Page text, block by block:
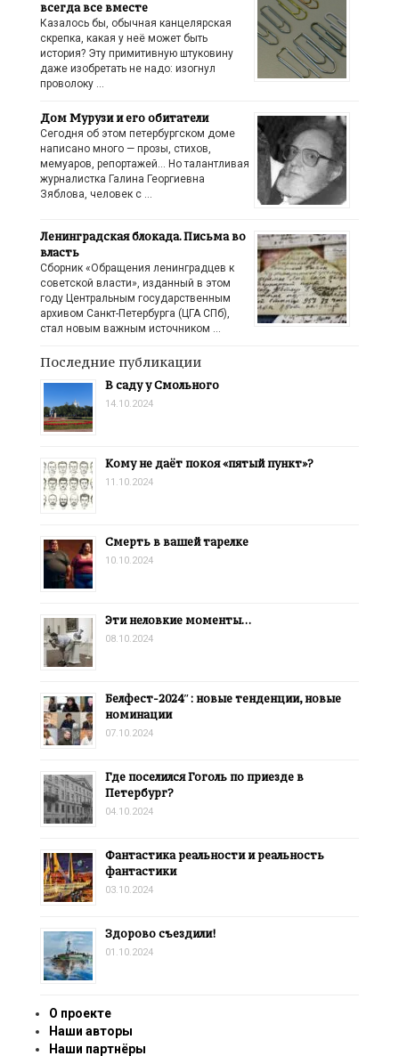
всегда все вместе
Казалось бы, обычная канцелярская
скрепка, какая у неё может быть
история? Эту примитивную штуковину
даже изобретать не надо: изогнул
проволоку …
Дом Мурузи и его обитатели
Сегодня об этом петербургском доме
написано много — прозы, стихов,
мемуаров, репортажей… Но талантливая
журналистка Галина Георгиевна
Зяблова, человек с …
Ленинградская блокада. Письма во
власть
Сборник «Обращения ленинградцев к
советской власти», изданный в этом
году Центральным государственным
архивом Санкт-Петербурга (ЦГА СПб),
стал новым важным источником …
Последние публикации
В саду у Смольного
14.10.2024
Кому не даёт покоя «пятый пункт»?
11.10.2024
Смерть в вашей тарелке
10.10.2024
Эти неловкие моменты…
08.10.2024
Белфест-2024″: новые тенденции, новые
номинации
07.10.2024
Где поселился Гоголь по приезде в
Петербург?
04.10.2024
Фантастика реальности и реальность
фантастики
03.10.2024
Здорово съездили!
01.10.2024
О проекте
Наши авторы
Наши партнёры